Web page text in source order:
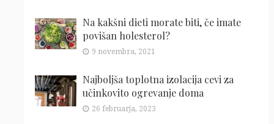
Na kakšni dieti morate biti, če imate
povišan holesterol?
9 novembra, 2021
Najboljša toplotna izolacija cevi za
učinkovito ogrevanje doma
26 februarja, 2023